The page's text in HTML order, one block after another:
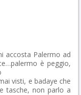
accosta Palermo ad
è peggio,
visti, e badaye che
tasche, non parlo a